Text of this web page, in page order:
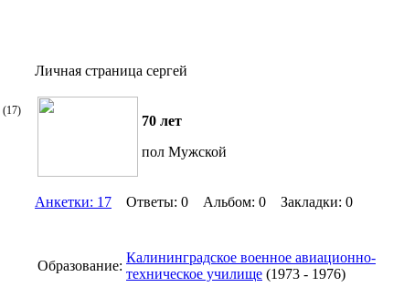
(17)
Личная страница сергей
70 лет
пол Мужской
Анкетки: 17 Ответы: 0 Альбом: 0 Закладки: 0
Образование:
Калининградское военное авиационно-
техническое училище (1973 - 1976)